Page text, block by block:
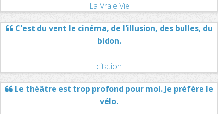
La Vraie Vie
C'est du vent le cinéma, de l'illusion, des bulles, du
bidon.
citation
Le théâtre est trop profond pour moi. Je préfère le
vélo.